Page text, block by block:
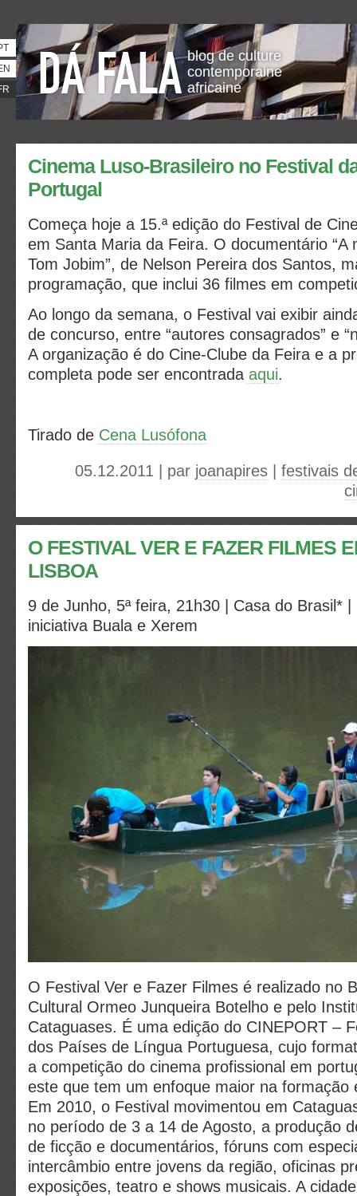
blog de culture
contemporaine
africaine
Cinema Luso-Brasileiro no Festival
Portugal
Começa hoje a 15.ª edição do Festival de
em Santa Maria da Feira. O documentário “A
Tom Jobim”, de Nelson Pereira dos Santos,
programação, que inclui 36 filmes em
Ao longo da semana, o Festival vai exibir
de concurso, entre “autores consagrados” e
A organização é do Cine-Clube da Feira e a
completa pode ser encontrada aqui.
Tirado de Cena Lusófona
05.12.2011 | par joanapires
festivais
O FESTIVAL VER E FAZER FILMES
LISBOA
9 de Junho, 5ª feira, 21h30 | Casa do Brasil*
iniciativa Buala e Xerem
O Festival Ver e Fazer Filmes é realizado no
Cultural Ormeo Junqueira Botelho e pelo
Cataguases. É uma edição do CINEPORT –
dos Países de Língua Portuguesa, cujo
a competição do cinema profissional em
este que tem um enfoque maior na formação
Em 2010, o Festival movimentou em
no período de 3 a 14 de Agosto, a produção
de ficção e documentários, fóruns com
intercâmbio entre jovens da região, oficinas
exposições, teatro e shows musicais. A